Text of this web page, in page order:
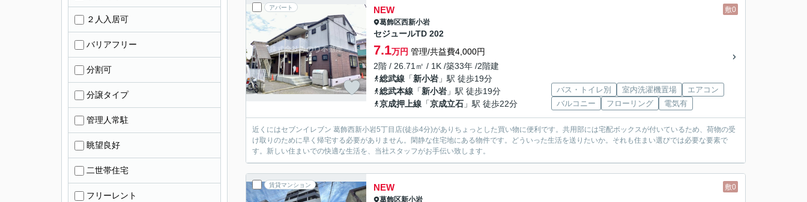
アパート 敷0
NEW
葛飾区西新小岩
セジュールTD 202
7.1万円 管理/共益費4,000円
2階 / 26.71㎡ / 1K /築33年 /2階建
総武線 「新小岩 」駅 徒歩19分
総武本線 「新小岩 」駅 徒歩19分
京成押上線 「京成立石 」駅 徒歩22分
バス・トイレ別 室内洗濯機置場
エアコン
バルコニー
フローリング 電気有
近くにはセブンイレブン 葛飾西新小岩5丁目店(徒歩4分)がありちょっとした買い物に便利です。共用部には宅配ボックスが付いているため、荷物の受
け取りのために早く帰宅する必要がありません。閑静な住宅地にある物件です。どういった生活を送りたいか。それも住まい選びでは必要な要素で
す。新しい住まいでの快適な生活を、当社スタッフがお手伝い致します。
賃貸マンション 敷0
NEW
葛飾区新小岩
２人入居可
バリアフリー
分割可
分譲タイプ
管理人常駐
眺望良好
二世帯住宅
フリーレント